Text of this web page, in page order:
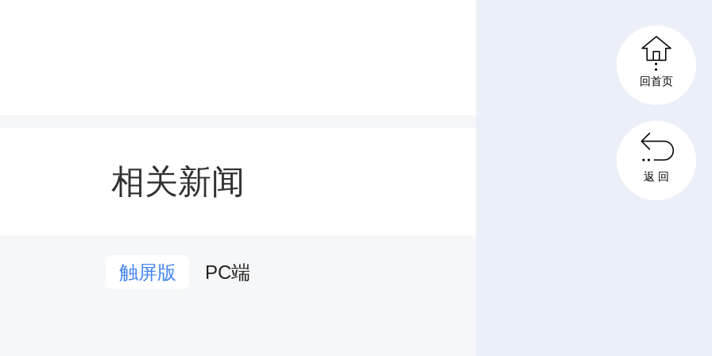
。选手结合临床案例完成规范操
内容涵盖操作规范、应急处置、
及临床思维等维度。赛场上，选
相关新闻
触屏版 PC端

回首页

返 回